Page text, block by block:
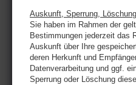
Auskunft, Sperrung, Löschung
Sie haben im Rahmen der
Bestimmungen jederzeit das
Auskunft über Ihre
deren Herkunft und
Datenverarbeitung und ggf.
Sperrung oder Löschung